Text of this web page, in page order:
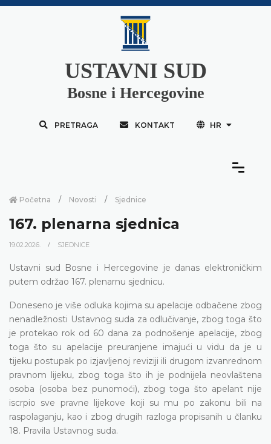
USTAVNI SUD
Bosne i Hercegovine
PRETRAGA KONTAKT HR
Početna Novosti Sjednice
167. plenarna sjednica
19.02.2026. SJEDNICE
Ustavni sud Bosne i Hercegovine je danas elektroničkim
putem održao 167. plenarnu sjednicu.
Doneseno je više odluka kojima su apelacije odbačene zbog
nenadležnosti Ustavnog suda za odlučivanje, zbog toga što
je protekao rok od 60 dana za podnošenje apelacije, zbog
toga što su apelacije preuranjene imajući u vidu da je u
tijeku postupak po izjavljenoj reviziji ili drugom izvanrednom
pravnom lijeku, zbog toga što ih je podnijela neovlaštena
osoba (osoba bez punomoći), zbog toga što apelant nije
iscrpio sve pravne lijekove koji su mu po zakonu bili na
raspolaganju, kao i zbog drugih razloga propisanih u članku
18. Pravila Ustavnog suda.